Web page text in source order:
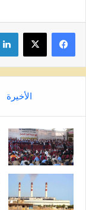
الأخيرة